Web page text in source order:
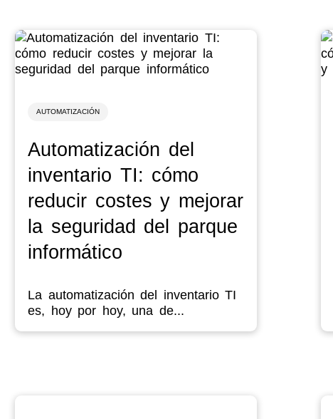
AUTOMATIZACIÓN
Automatización del
inventario TI: cómo
reducir costes y mejorar
la seguridad del parque
informático
La automatización del inventario TI
es, hoy por hoy, una de...